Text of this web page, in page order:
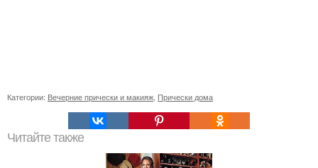
Категории: Вечерние прически и макияж Прически дома
Читайте также